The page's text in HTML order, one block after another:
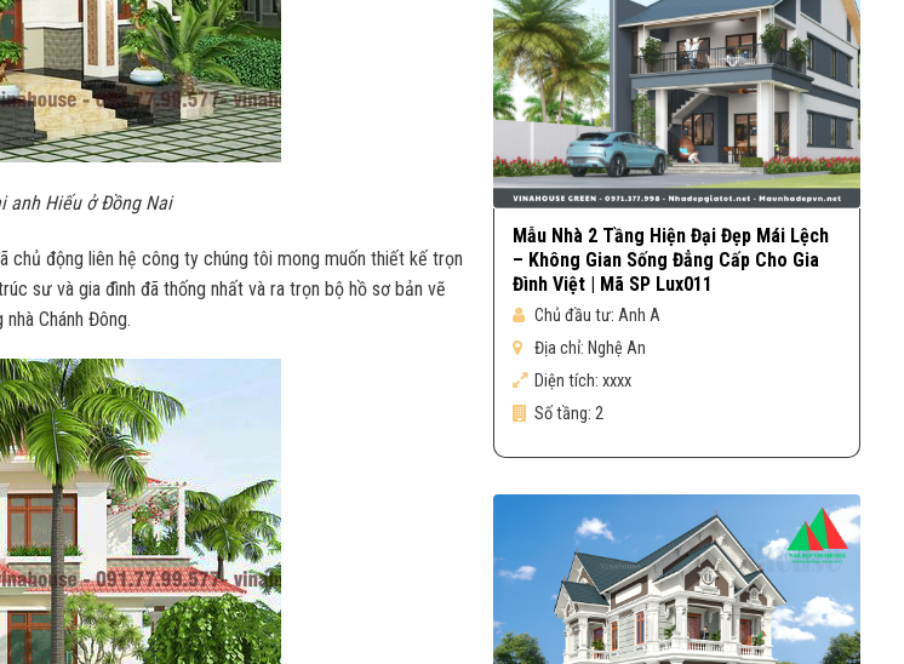
anh Hiếu ở Đồng Nai
chủ động liên hệ công ty chúng tôi mong muốn thiết kế trọn
sư và gia đình đã thống nhất và ra trọn bộ hồ sơ bản vẽ
Chánh Đông.
Mẫu Nhà 2 Tầng Hiện Đại Đẹp Mái Lệch
– Không Gian Sống Đẳng Cấp Cho Gia
Đình Việt | Mã SP Lux011
Chủ đầu tư: Anh A
Địa chỉ: Nghệ An
Diện tích: xxxx
Số tầng: 2